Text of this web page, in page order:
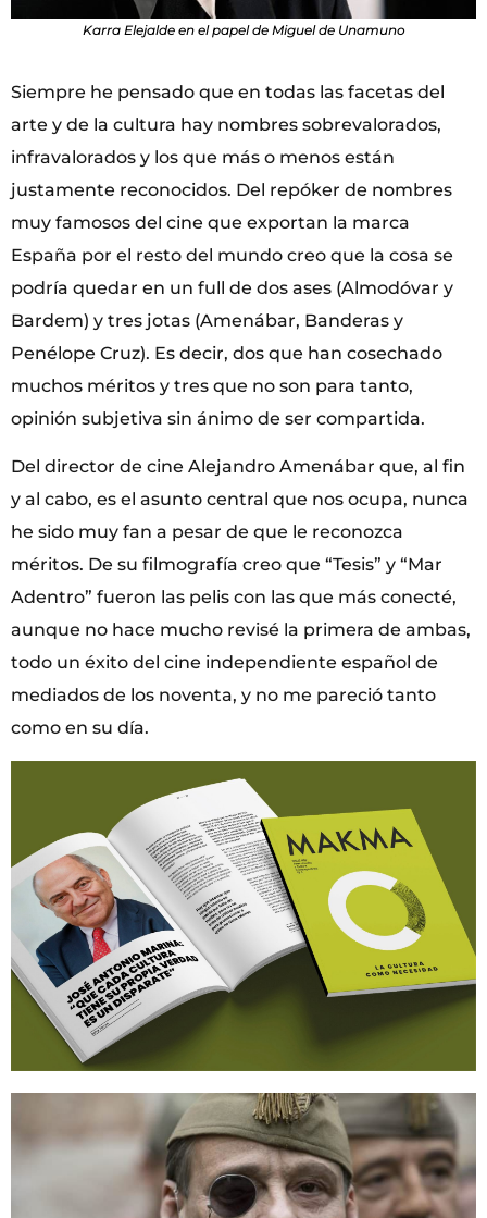
Karra Elejalde en el papel de Miguel de Unamuno
Siempre he pensado que en todas las facetas del
arte y de la cultura hay nombres sobrevalorados,
infravalorados y los que más o menos están
justamente reconocidos. Del repóker de nombres
muy famosos del cine que exportan la marca
España por el resto del mundo creo que la cosa se
podría quedar en un full de dos ases (Almodóvar y
Bardem) y tres jotas (Amenábar, Banderas y
Penélope Cruz). Es decir, dos que han cosechado
muchos méritos y tres que no son para tanto,
opinión subjetiva sin ánimo de ser compartida.
Del director de cine Alejandro Amenábar que, al fin
y al cabo, es el asunto central que nos ocupa, nunca
he sido muy fan a pesar de que le reconozca
méritos. De su filmografía creo que “Tesis” y “Mar
Adentro” fueron las pelis con las que más conecté,
aunque no hace mucho revisé la primera de ambas,
todo un éxito del cine independiente español de
mediados de los noventa, y no me pareció tanto
como en su día.